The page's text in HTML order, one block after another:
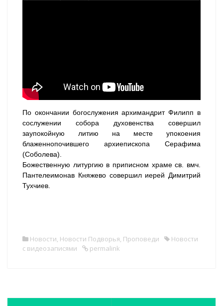
По окончании богослужения архимандрит Филипп в
сослужении собора духовенства совершил
заупокойную литию на месте упокоения
блаженнопочившего архиепископа Серафима
(Соболева).
Божественную литургию в приписном храме св. вмч.
Пантелеимонав Княжево совершил иерей Димитрий
Тухчиев.
Новости, Новости Подворья, Проповеди
Новости
с видеозаписями
permalink